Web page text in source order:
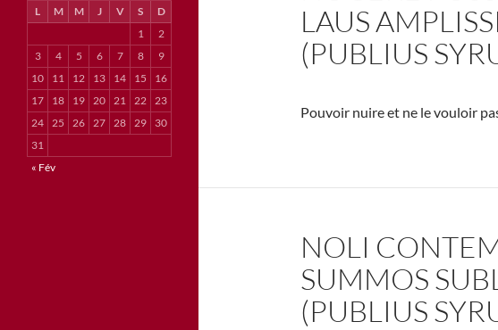
LAUS
(PUBLIUS
Pouvoir nuire et ne le vouloir
NOLI
SUMMOS
(PUBLIUS
L M M J V S
D
1
2
3
4 5 6 7 8
9
10
11 12 13 14 15
16
17
18 19 20 21 22 23
24 25 26 27 28 29
30
31
« Fév